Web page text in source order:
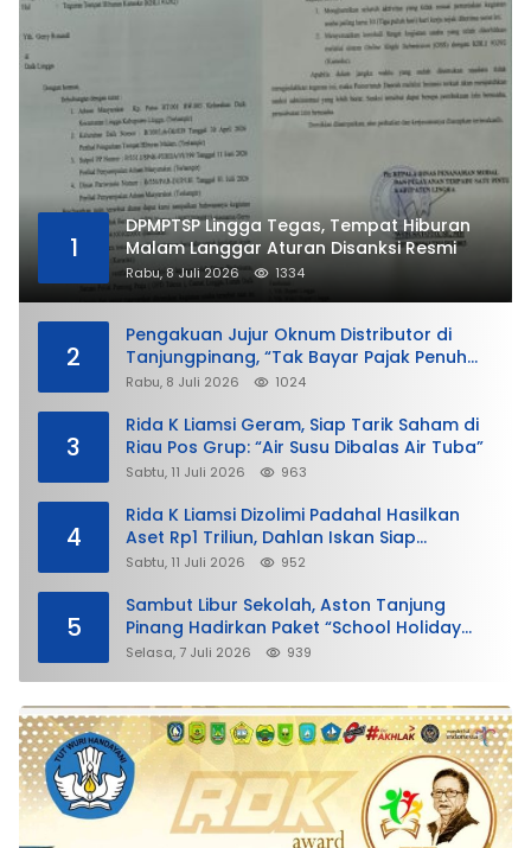
1
DPMPTSP Lingga Tegas, Tempat Hiburan
Malam Langgar Aturan Disanksi Resmi
Rabu, 8 Juli 2026 1334
2
Pengakuan Jujur Oknum Distributor di
Tanjungpinang, “Tak Bayar Pajak Penuh
demi Untung”
Rabu, 8 Juli 2026 1024
3
Rida K Liamsi Geram, Siap Tarik Saham di
Riau Pos Grup: “Air Susu Dibalas Air Tuba”
Sabtu, 11 Juli 2026 963
4
Rida K Liamsi Dizolimi Padahal Hasilkan
Aset Rp1 Triliun, Dahlan Iskan Siap
Membela
Sabtu, 11 Juli 2026 952
5
Sambut Libur Sekolah, Aston Tanjung
Pinang Hadirkan Paket “School Holiday
Getaway”
Selasa, 7 Juli 2026 939